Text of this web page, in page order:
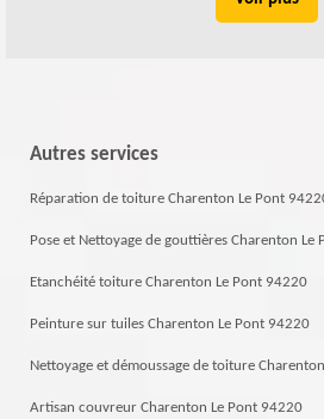
Autres services
Réparation de toiture Charenton Le Pont
Pose et Nettoyage de gouttières Charenton Le
Etanchéité toiture Charenton Le Pont 94220
Peinture sur tuiles Charenton Le Pont 94220
Nettoyage et démoussage de toiture
Artisan couvreur Charenton Le Pont 94220